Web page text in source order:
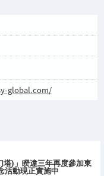
global.com/
)」睽違三年再度參加東
活動現正實施中